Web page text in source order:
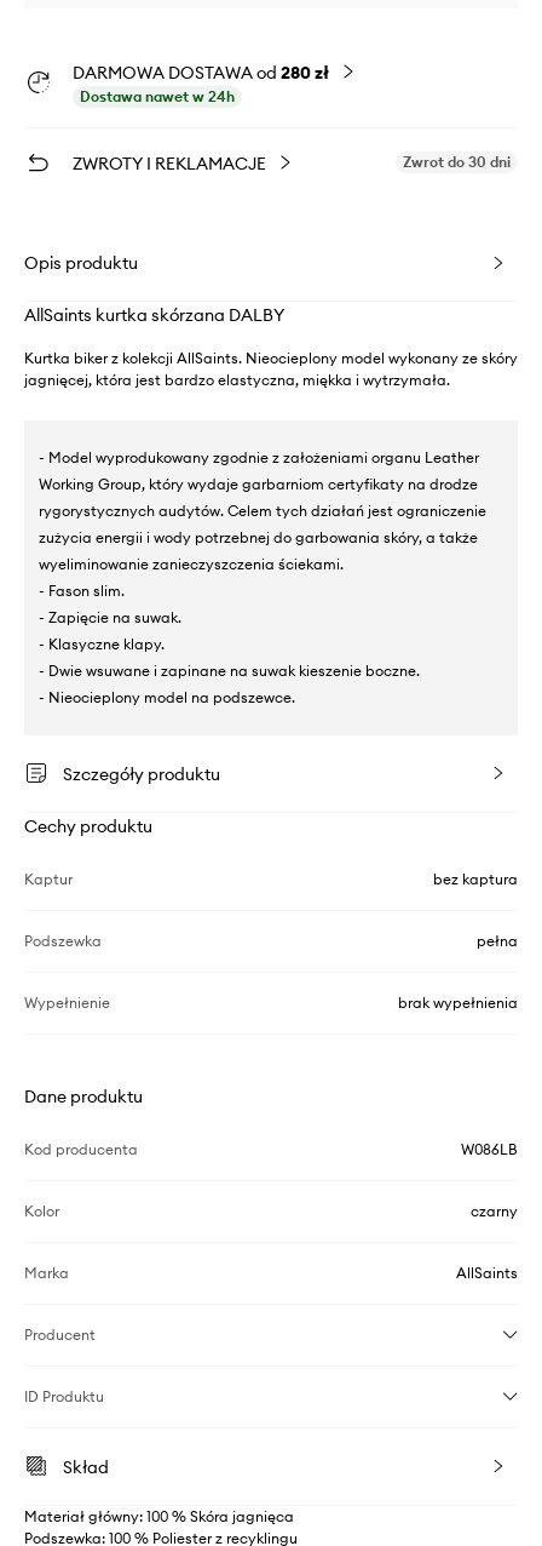
DARMOWA DOSTAWA od 280 zł
Dostawa nawet w 24h
ZWROTY I REKLAMACJE Zwrot do 30 dni
Opis produktu
AllSaints kurtka skórzana DALBY
Kurtka biker z kolekcji AllSaints. Nieocieplony model wykonany ze skóry
jagnięcej, która jest bardzo elastyczna, miękka i wytrzymała.
- Model wyprodukowany zgodnie z założeniami organu Leather
Working Group, który wydaje garbarniom certyfikaty na drodze
rygorystycznych audytów. Celem tych działań jest ograniczenie
zużycia energii i wody potrzebnej do garbowania skóry, a także
wyeliminowanie zanieczyszczenia ściekami.
- Fason slim.
- Zapięcie na suwak.
- Klasyczne klapy.
- Dwie wsuwane i zapinane na suwak kieszenie boczne.
- Nieocieplony model na podszewce.
Szczegóły produktu
Cechy produktu
Kaptur bez kaptura
Podszewka pełna
Wypełnienie brak wypełnienia
Dane produktu
Kod producenta W086LB
Kolor czarny
Marka AllSaints
Producent
ID Produktu
Skład
Materiał główny: 100 % Skóra jagnięca
Podszewka: 100 % Poliester z recyklingu